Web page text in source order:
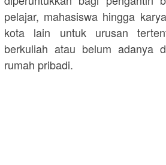
pelajar, mahasiswa hingga
kota lain untuk urusan
berkuliah atau belum adanya
rumah pribadi.